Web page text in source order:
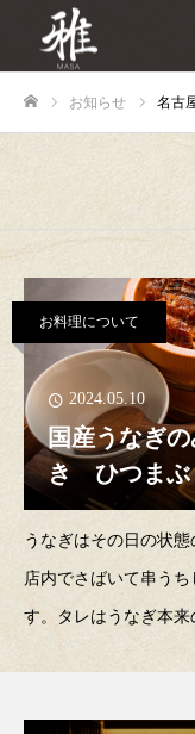
お知らせ 名古
お料理について
2024.05.10
国産うなぎ
き ひつまぶ
うなぎはその日の状
店内でさばいて串う
す。タレはうなぎ本
甘辛さです。ごはん